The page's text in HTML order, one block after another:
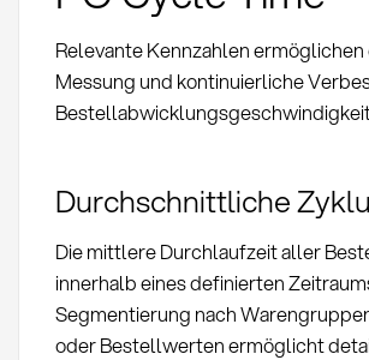
Relevante Kennzahlen ermöglichen
Messung und kontinuierliche
Durchschnittliche
Die mittlere Durchlaufzeit aller
innerhalb eines definierten
Segmentierung nach
oder Bestellwerten ermöglicht